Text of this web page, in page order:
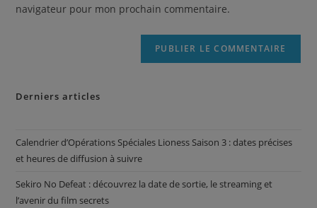
navigateur pour mon prochain commentaire.
Derniers articles
Calendrier d’Opérations Spéciales Lioness Saison 3 : dates précises
et heures de diffusion à suivre
Sekiro No Defeat : découvrez la date de sortie, le streaming et
l’avenir du film secrets